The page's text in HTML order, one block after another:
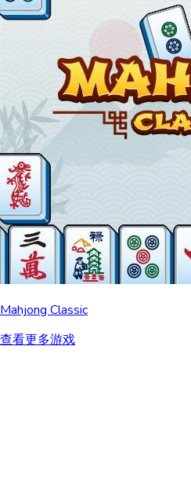
Mahjong Classic
查看更多游戏